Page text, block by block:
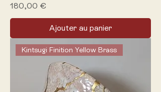
Prix
180,00 €
Ajouter au panier
Kintsugi Finition Yellow Brass